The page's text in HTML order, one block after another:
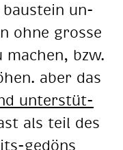
baustein un­
ohne grosse
bzw.
aber das
un­ter­stüt­
als teil des
gedöns